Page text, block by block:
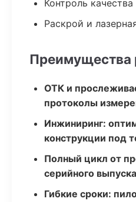
Контроль
Раскрой и
Преимущества
ОТК и
протоколы
Инжиниринг:
конструкции под
Полный цикл от
серийного выпуска
Гибкие сроки: